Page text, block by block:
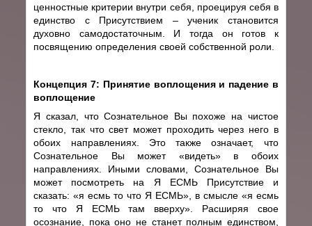
ценностные критерии внутри себя, проецируя себя в
единство с Присутствием – ученик становится
духовно самодостаточным. И тогда он готов к
посвящению определения своей собственной роли.
Концепция 7: Принятие воплощения и падение в
воплощение
Я сказал, что Сознательное Вы похоже на чистое
стекло, так что свет может проходить через него в
обоих направлениях. Это также означает, что
Сознательное Вы может «видеть» в обоих
направлениях. Иными словами, Сознательное Вы
может посмотреть на Я ЕСМЬ Присутствие и
сказать: «я есмь то что Я ЕСМЬ», в смысле «я есмь
то что Я ЕСМЬ там вверху». Расширяя свое
осознание, пока оно не станет полным единством,